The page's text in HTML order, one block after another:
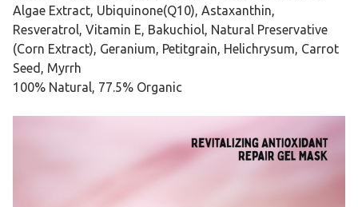
Algae Extract, Ubiquinone(Q10), Astaxanthin,
Resveratrol, Vitamin E, Bakuchiol, Natural Preservative
(Corn Extract), Geranium, Petitgrain, Helichrysum, Carrot
Seed, Myrrh
100% Natural, 77.5% Organic